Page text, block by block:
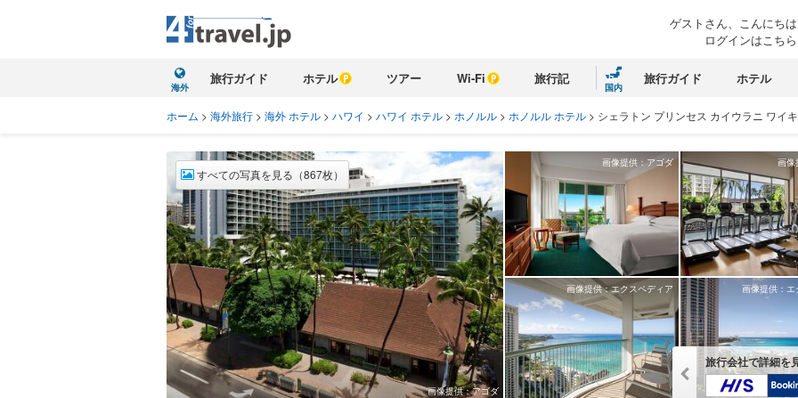
ゲストさん、こんにちは
ログインはこちら
海外
旅行ガイド ホテル ツアー Wi-Fi 旅行記
国内
旅行ガイド ホテル
ホーム > 海外旅行 > 海外 ホテル > ハワイ > ハワイ ホテル > ホノルル > ホノルル ホテル > シェラトン プリンセス カイウラニ ワイ
画像提供：アゴダ
すべての写真を見る（867枚）
画像提供：アゴダ 画像
画像提供：エクスペディア 画像提供：
旅行会社で詳細を